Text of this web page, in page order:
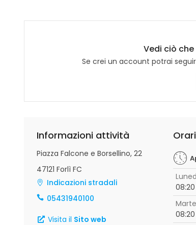
Vedi ciò
Se crei un account potrai
Informazioni attività
Piazza Falcone e Borsellino, 22
47121 Forlì FC
Indicazioni stradali
05431940100
Visita il Sito web
08:20
08:20